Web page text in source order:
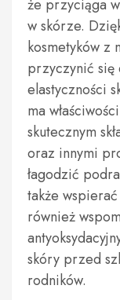
że przyciąga
w skórze.
kosmetyków z
przyczynić się
elastyczności
ma
skutecznym
oraz innymi
łagodzić
także
również
skóry przed
rodników.